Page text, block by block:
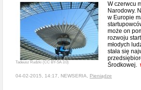
Tadeusz Rudzki (CC BY-SA 3.0)
W czerwcu
Narodowy.
w Europie
może on
rozwoju
młodych
stała się
Środkowej.
04-02-2015, 14:17, NEWSERIA, Pieniądze